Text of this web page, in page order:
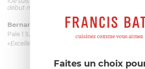
début mais ça le fait. La livraison a été très
Bernard le 23/06/2026 à 09:43
Pale 1.1L pour Glacier Magimix 11031/121/123/124
«Excellent: produit et livraison»
Faites un choix